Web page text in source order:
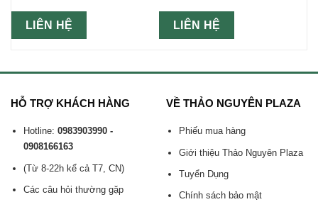
LIÊN HỆ LIÊN HỆ
HỖ TRỢ KHÁCH HÀNG
Hotline: 0983903990 -
0908166163
(Từ 8-22h kể cả T7, CN)
Các câu hỏi thường gặp
VỀ THẢO NGUYÊN PLAZA
Phiếu mua hàng
Giới thiệu Thảo Nguyên Plaza
Tuyển Dụng
Chính sách bảo mật